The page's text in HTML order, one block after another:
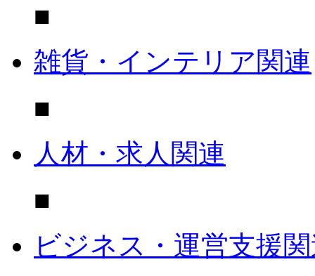
■
雑貨・インテリア関連
■
人材・求人関連
■
ビジネス・運営支援